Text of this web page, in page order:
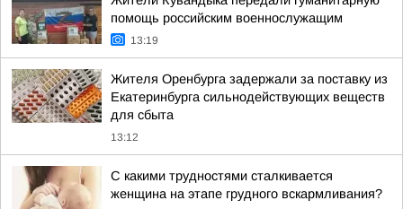
помощь российским военнослужащим
13:19
Жителя Оренбурга задержали за поставку из
Екатеринбурга сильнодействующих веществ
для сбыта
13:12
С какими трудностями сталкивается
женщина на этапе грудного вскармливания?